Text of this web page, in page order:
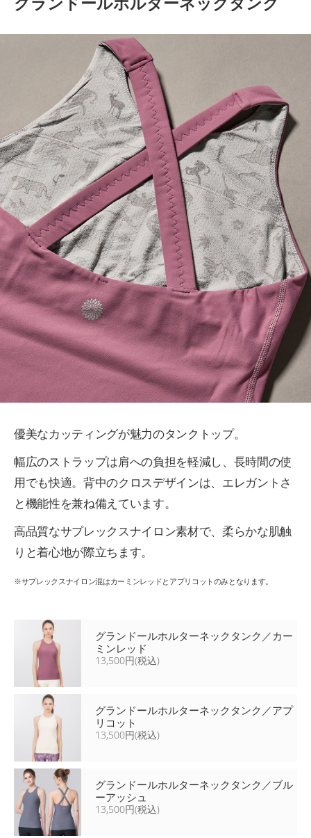
優美なカッティングが魅力のタンクトップ。
幅広のストラップは肩への負担を軽減し、長時間の使
用でも快適。背中のクロスデザインは、エレガントさ
と機能性を兼ね備えています。
高品質なサプレックスナイロン素材で、柔らかな肌触
りと着心地が際立ちます。
※サプレックスナイロン混はカーミンレッドとアプリコットのみとなります。
グランドールホルターネックタンク／カー
ミンレッド
13,500円(税込)
グランドールホルターネックタンク／アプ
リコット
13,500円(税込)
グランドールホルターネックタンク／ブル
ーアッシュ
13,500円(税込)